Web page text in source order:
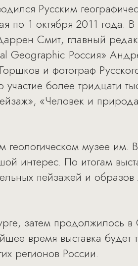
Русским
по 1 октября 2011 года.
Смит, главный
Geographic Россия»
и фотограф
более тридцати
«Человек и
геологическом музее
интерес. По итогам
пейзажей и
затем продолжилось
время выставка будет
регионов России.